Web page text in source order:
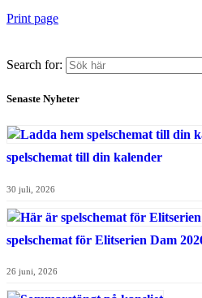
Print page
Search for:
Senaste Nyheter
spelschemat till din kalender
30 juli, 2026
spelschemat för Elitserien Dam
26 juni, 2026